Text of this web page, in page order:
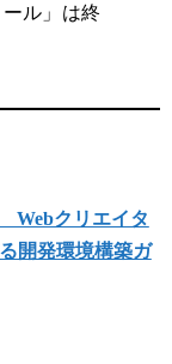
ル」は終
Webクリエイタ
開発環境構築ガ